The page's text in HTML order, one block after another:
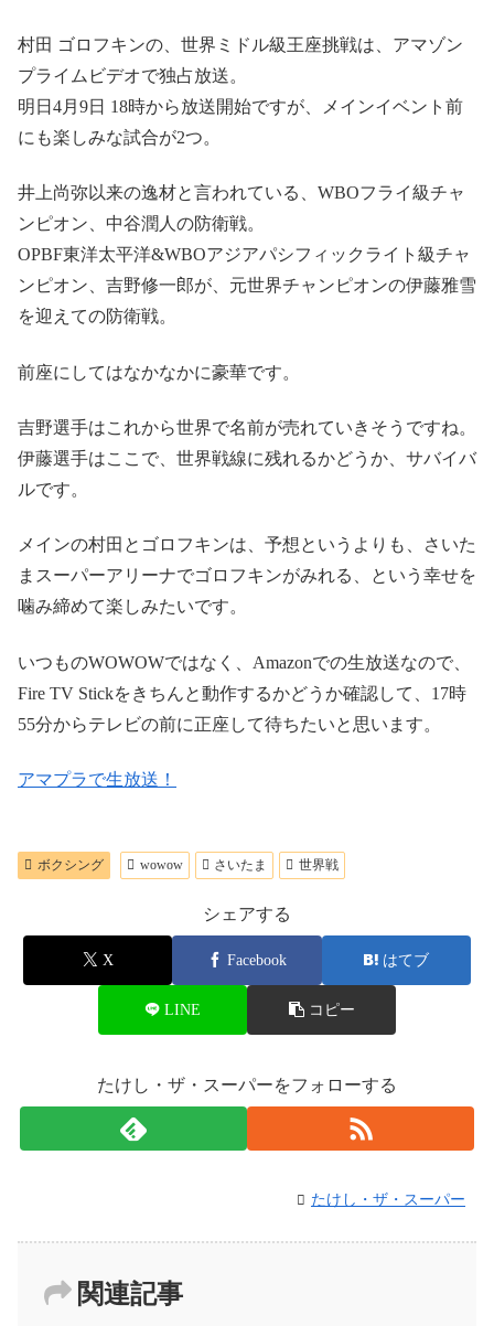
村田 ゴロフキンの、世界ミドル級王座挑戦は、アマゾン
プライムビデオで独占放送。
明日4月9日 18時から放送開始ですが、メインイベント前
にも楽しみな試合が2つ。
井上尚弥以来の逸材と言われている、WBOフライ級チャ
ンピオン、中谷潤人の防衛戦。
OPBF東洋太平洋&WBOアジアパシフィックライト級チャ
ンピオン、吉野修一郎が、元世界チャンピオンの伊藤雅雪
を迎えての防衛戦。
前座にしてはなかなかに豪華です。
吉野選手はこれから世界で名前が売れていきそうですね。
伊藤選手はここで、世界戦線に残れるかどうか、サバイバ
ルです。
メインの村田とゴロフキンは、予想というよりも、さいた
まスーパーアリーナでゴロフキンがみれる、という幸せを
噛み締めて楽しみたいです。
いつものWOWOWではなく、Amazonでの生放送なので、
Fire TV Stickをきちんと動作するかどうか確認して、17時
55分からテレビの前に正座して待ちたいと思います。
アマプラで生放送！
ボクシング wowow さいたま 世界戦
シェアする
X Facebook はてブ
LINE コピー
たけし・ザ・スーパーをフォローする
たけし・ザ・スーパー
関連記事